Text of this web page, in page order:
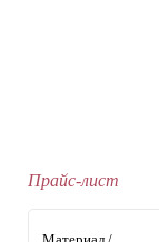
Прайс-лист